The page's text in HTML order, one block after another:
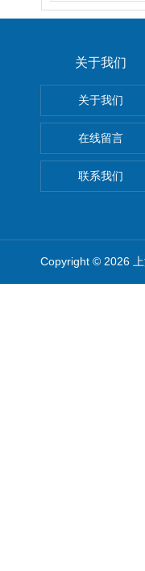
关于我们
关于我们
在线留言
联系我们
Copyright © 2026